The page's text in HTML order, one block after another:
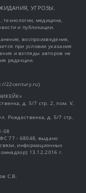
УГРОЗЫ.
технологии, медицина,
и публикации.
воспроизведение,
при условии указания
и взгляды авторов не
редакции.
22century.ru)
д. 5/7 стр. 2, пом. V,
Рождественка, д. 5/7 стр.
08
77 - 68048, выдано
информационных
13.12.2016 г.
С.В.